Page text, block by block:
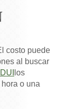
costo puede
al buscar
los
o una